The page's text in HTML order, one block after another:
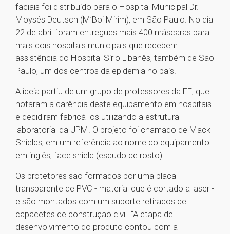
faciais foi distribuído para o Hospital Municipal Dr.
Moysés Deutsch (M’Boi Mirim), em São Paulo. No dia
22 de abril foram entregues mais 400 máscaras para
mais dois hospitais municipais que recebem
assistência do Hospital Sírio Libanês, também de São
Paulo, um dos centros da epidemia no país.
A ideia partiu de um grupo de professores da EE, que
notaram a carência deste equipamento em hospitais
e decidiram fabricá-los utilizando a estrutura
laboratorial da UPM. O projeto foi chamado de Mack-
Shields, em um referência ao nome do equipamento
em inglês, face shield (escudo de rosto).
Os protetores são formados por uma placa
transparente de PVC - material que é cortado a laser -
e são montados com um suporte retirados de
capacetes de construção civil. “A etapa de
desenvolvimento do produto contou com a